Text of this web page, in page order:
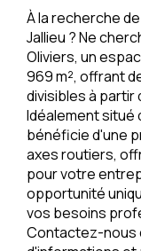
À la recherche
Jallieu ? Ne
Oliviers, un
969 m², offrant
divisibles à partir
Idéalement situé
bénéficie d'une
axes routiers,
pour votre
opportunité
vos besoins
Contactez-nous